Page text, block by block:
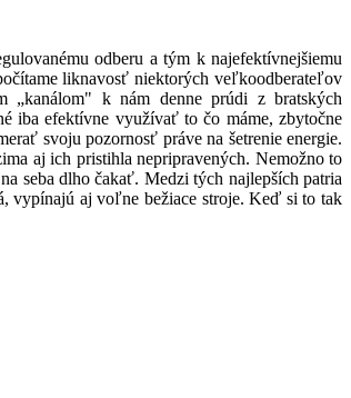
odberu a tým k najefektívnejšiemu
liknavosť niektorých veľkoodberateľov
„kanálom" k nám denne prúdi z bratských
iba efektívne využívať to čo máme, zbytočne
svoju pozornosť práve na šetrenie energie.
aj ich pristihla nepripravených. Nemožno to
seba dlho čakať. Medzi tých najlepších patria
vypínajú aj voľne bežiace stroje. Keď si to tak